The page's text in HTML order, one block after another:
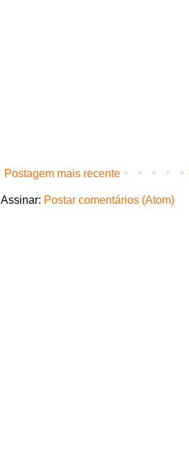
Postagem mais recente
Assinar: Postar comentários (Atom)